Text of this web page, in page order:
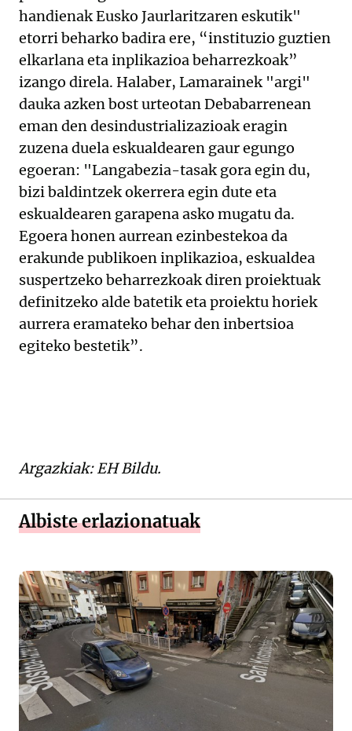
handienak Eusko Jaurlaritzaren eskutik"
etorri beharko badira ere, “instituzio guztien
elkarlana eta inplikazioa beharrezkoak”
izango direla. Halaber, Lamarainek "argi"
dauka azken bost urteotan Debabarrenean
eman den desindustrializazioak eragin
zuzena duela eskualdearen gaur egungo
egoeran: "Langabezia-tasak gora egin du,
bizi baldintzek okerrera egin dute eta
eskualdearen garapena asko mugatu da.
Egoera honen aurrean ezinbestekoa da
erakunde publikoen inplikazioa, eskualdea
suspertzeko beharrezkoak diren proiektuak
definitzeko alde batetik eta proiektu horiek
aurrera eramateko behar den inbertsioa
egiteko bestetik”.
Argazkiak: EH Bildu.
Albiste erlazionatuak